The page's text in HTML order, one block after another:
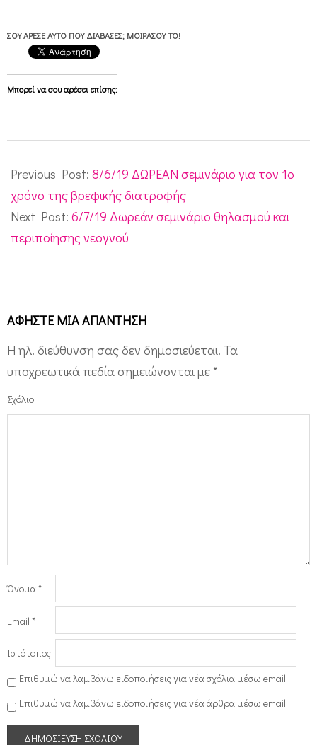
ΣΟΥ ΆΡΕΣΕ ΑΥΤΌ ΠΟΥ ΔΙΆΒΑΣΕΣ; ΜΟΙΡΆΣΟΥ ΤΟ!
Μπορεί να σου αρέσει επίσης:
06-
12
Previous Post: 8/6/19 ΔΩΡΕΑΝ σεμινάριο για τον 1ο
χρόνο της βρεφικής διατροφής
Next Post: 6/7/19 Δωρεάν σεμινάριο θηλασμού και
περιποίησης νεογνού
ΑΦΉΣΤΕ ΜΙΑ ΑΠΆΝΤΗΣΗ
Η ηλ. διεύθυνση σας δεν δημοσιεύεται. Τα
υποχρεωτικά πεδία σημειώνονται με *
Σχόλιο
Όνομα*
Email *
Ιστότοπος
Επιθυμώ να λαμβάνω ειδοποιήσεις για νέα σχόλια μέσω email.
Επιθυμώ να λαμβάνω ειδοποιήσεις για νέα άρθρα μέσω email.